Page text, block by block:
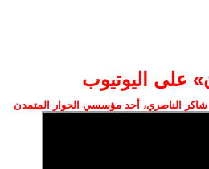
على اليوتيوب
الناصري، أحد مؤسسي الحوار المتمدن